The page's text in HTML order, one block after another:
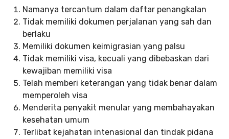
Namanya tercantum dalam daftar penangkalan
Tidak memiliki dokumen perjalanan yang sah dan
berlaku
Memiliki dokumen keimigrasian yang palsu
Tidak memiliki visa, kecuali yang dibebaskan dari
kewajiban memiliki visa
Telah memberi keterangan yang tidak benar dalam
memperoleh visa
Menderita penyakit menular yang membahayakan
kesehatan umum
Terlibat kejahatan intenasional dan tindak pidana